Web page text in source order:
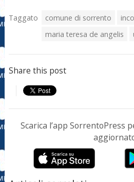
Taggato comune di sorrento
maria teresa de angelis
Share this post
Scarica l’app SorrentoPress